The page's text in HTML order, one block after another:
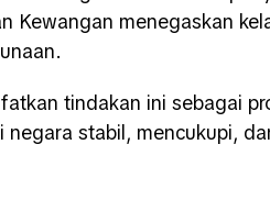
Kewangan menegaskan
tindakan ini sebagai
stabil, mencukupi,